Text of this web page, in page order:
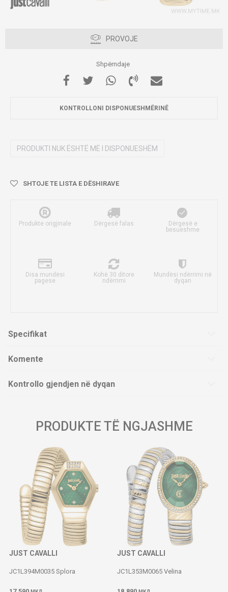
PROVOJE
Shpërndaje
KONTROLLONI DISPONUESHMËRINË
PRODUKTI NUK ËSHTË MË I DISPONUESHËM
SHTOJE TE LISTA E DËSHIRAVE
Produkte origjinale Dërgesë falas
Dërgesë e
besueshme
Disa mundësi
pagese
Kohë 30 ditore
ndërrimi
Mundësi ndërrimi në
dyqan
Specifikat
Komente
Kontrollo gjendjen në dyqan
PRODUKTE TË NGJASHME
JUST CAVALLI
JC1L394M0035 Splora
JUST CAVALLI
JC1L353M0065 Velina